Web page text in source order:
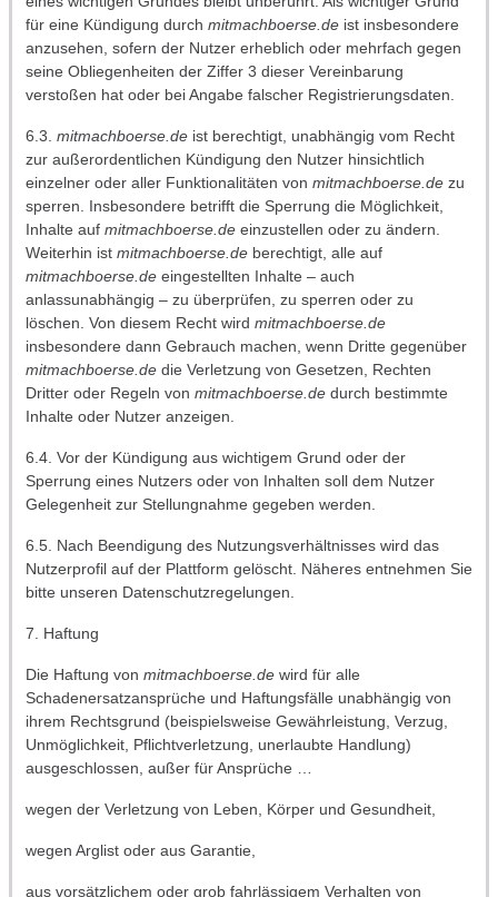
für eine Kündigung durch mitmachboerse.de ist insbesondere
anzusehen, sofern der Nutzer erheblich oder mehrfach gegen
seine Obliegenheiten der Ziffer 3 dieser Vereinbarung
verstoßen hat oder bei Angabe falscher Registrierungsdaten.
6.3. mitmachboerse.de ist berechtigt, unabhängig vom Recht
zur außerordentlichen Kündigung den Nutzer hinsichtlich
einzelner oder aller Funktionalitäten von mitmachboerse.de zu
sperren. Insbesondere betrifft die Sperrung die Möglichkeit,
Inhalte auf mitmachboerse.de einzustellen oder zu ändern.
Weiterhin ist mitmachboerse.de berechtigt, alle auf
mitmachboerse.de eingestellten Inhalte – auch
anlassunabhängig – zu überprüfen, zu sperren oder zu
löschen. Von diesem Recht wird mitmachboerse.de
insbesondere dann Gebrauch machen, wenn Dritte gegenüber
mitmachboerse.de die Verletzung von Gesetzen, Rechten
Dritter oder Regeln von mitmachboerse.de durch bestimmte
Inhalte oder Nutzer anzeigen.
6.4. Vor der Kündigung aus wichtigem Grund oder der
Sperrung eines Nutzers oder von Inhalten soll dem Nutzer
Gelegenheit zur Stellungnahme gegeben werden.
6.5. Nach Beendigung des Nutzungsverhältnisses wird das
Nutzerprofil auf der Plattform gelöscht. Näheres entnehmen Sie
bitte unseren Datenschutzregelungen.
7. Haftung
Die Haftung von mitmachboerse.de wird für alle
Schadenersatzansprüche und Haftungsfälle unabhängig von
ihrem Rechtsgrund (beispielsweise Gewährleistung, Verzug,
Unmöglichkeit, Pflichtverletzung, unerlaubte Handlung)
ausgeschlossen, außer für Ansprüche …
wegen der Verletzung von Leben, Körper und Gesundheit,
wegen Arglist oder aus Garantie,
aus vorsätzlichem oder grob fahrlässigem Verhalten von